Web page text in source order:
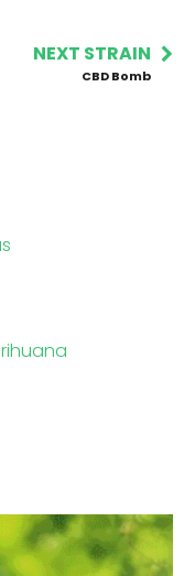
NEXT STRAIN
CBD Bomb